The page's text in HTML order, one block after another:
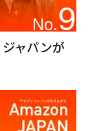
No.9
ジャパンが